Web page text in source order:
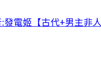
發電姬【古代+男主非